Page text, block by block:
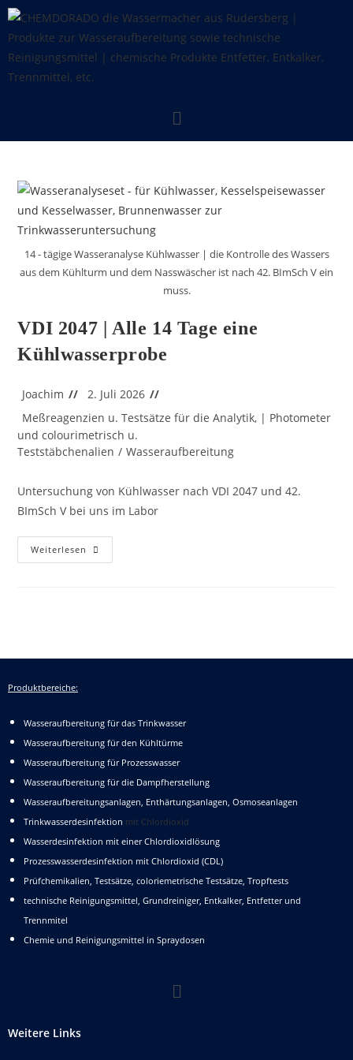
14 - tägige Wasseranalyse Kühlwasser | die Kontrolle des Wassers
aus dem Kühlturm und dem Nasswäscher ist nach 42. BImSch V ein
muss.
VDI 2047 | Alle 14 Tage eine
Kühlwasserprobe
Joachim
2. Juli 2026
Meßreagenzien u. Testsätze für die Analytik, | Photometer
und colourimetrisch u.
Teststäbchenalien / Wasseraufbereitung
Untersuchung von Kühlwasser nach VDI 2047 und 42.
BImSch V bei uns im Labor
Weiterlesen
Produktbereiche:
Wasseraufbereitung für das Trinkwasser
Wasseraufbereitung für den Kühltürme
Wasseraufbereitung für Prozesswasser
Wasseraufbereitung für die Dampfherstellung
Wasseraufbereitungsanlagen, Enthärtungsanlagen, Osmoseanlagen
Trinkwasserdesinfektion mit Chlordioxid
Wasserdesinfektion mit einer Chlordioxidlösung
Prozesswasserdesinfektion mit Chlordioxid (CDL)
Prüfchemikalien, Testsätze, coloriemetrische Testsätze, Tropftests
technische Reinigungsmittel, Grundreiniger, Entkalker, Entfetter und
Trennmitel
Chemie und Reinigungsmittel in Spraydosen
Weitere Links